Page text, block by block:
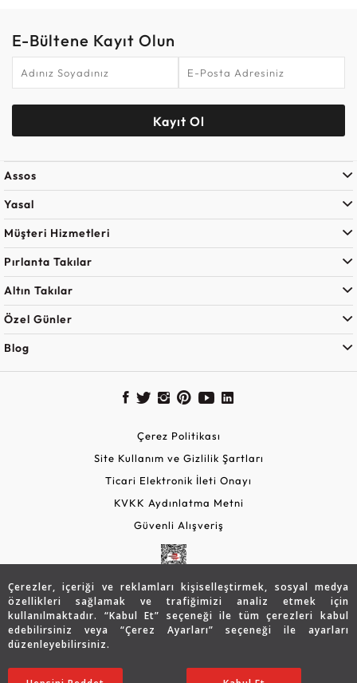
Çerezler, içeriği ve reklamları kişiselleştirmek, sosyal medya
özellikleri sağlamak ve trafiğimizi analiz etmek için
kullanılmaktadır. “Kabul Et” seçeneği ile tüm çerezleri kabul
edebilirsiniz veya “Çerez Ayarları” seçeneği ile ayarları
düzenleyebilirsiniz.
E-Bültene Kayıt Olun
Kayıt Ol
Assos
Yasal
Müşteri Hizmetleri
Pırlanta Takılar
Altın Takılar
Özel Günler
Blog
Çerez Politikası
Site Kullanım ve Gizlilik Şartları
Ticari Elektronik İleti Onayı
KVKK Aydınlatma Metni
Güvenli Alışveriş